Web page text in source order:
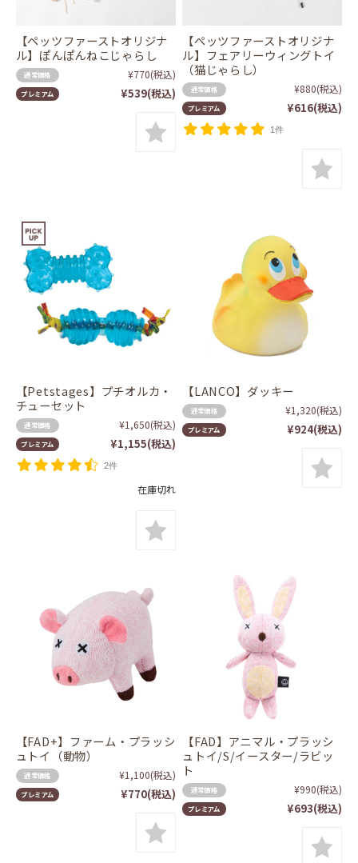
【ペッツファーストオリジナ
ル】ぽんぽんねこじゃらし
通常価格 ¥770(税込)
プレミアム ¥539(税込)
【ペッツファーストオリジナ
ル】フェアリーウィングトイ
（猫じゃらし）
通常価格 ¥880(税込)
プレミアム ¥616(税込)
1件
【Petstages】プチオルカ・
チューセット
通常価格 ¥1,650(税込)
プレミアム ¥1,155(税込)
2件
在庫切れ
【LANCO】ダッキー
通常価格 ¥1,320(税込)
プレミアム ¥924(税込)
【FAD+】ファーム・プラッシ
ュトイ（動物）
通常価格 ¥1,100(税込)
プレミアム ¥770(税込)
【FAD】アニマル・プラッシ
ュトイ/S/イースター/ラビッ
ト
通常価格 ¥990(税込)
プレミアム ¥693(税込)